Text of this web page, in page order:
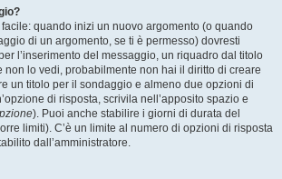
quando inizi un nuovo argomento (o quando
di un argomento, se ti è permesso) dovresti
l’inserimento del messaggio, un riquadro dal titolo
non lo vedi, probabilmente non hai il diritto di creare
un titolo per il sondaggio e almeno due opzioni di
di risposta, scrivila nell’apposito spazio e
). Puoi anche stabilire i giorni di durata del
limiti). C’è un limite al numero di opzioni di risposta
dall’amministratore.